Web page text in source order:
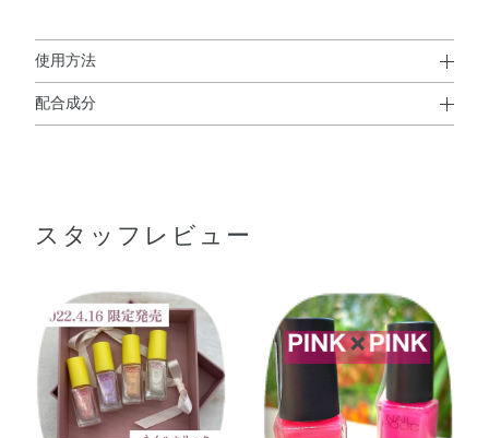
使用方法
使用方法
●ネイルカラーなどを混合しないでください。
（ビンが割れることもあります）
●火気厳禁
配合成分
（スチレン／アクリレーツ）コポリマー・アクリレーツコ
リン酸・酸化チタン・黄4
スタッフレビュー